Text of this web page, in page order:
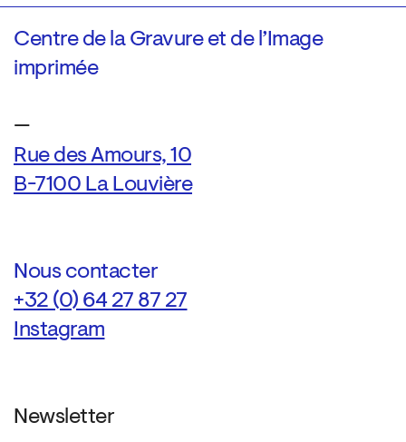
Centre de la Gravure et de l’Image
imprimée
—
Rue des Amours, 10
B-7100 La Louvière
Nous contacter
+32 (0) 64 27 87 27
Instagram
Newsletter